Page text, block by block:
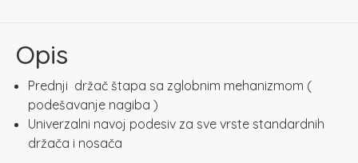
Opis
Prednji držač štapa sa zglobnim mehanizmom (
podešavanje nagiba )
Univerzalni navoj podesiv za sve vrste standardnih
držača i nosača